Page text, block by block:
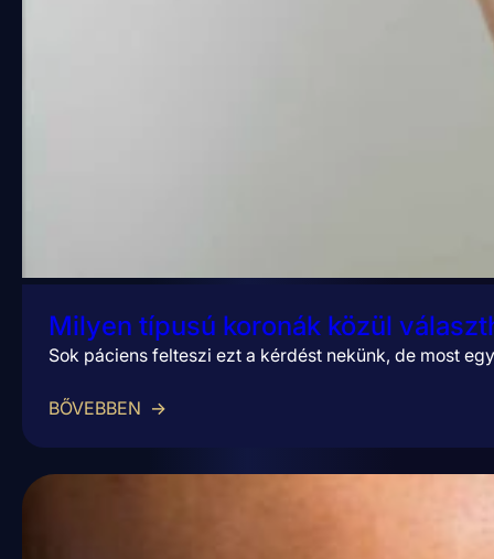
Milyen típusú koronák közül
Sok páciens felteszi ezt a kérdést nekünk, de most
BŐVEBBEN →